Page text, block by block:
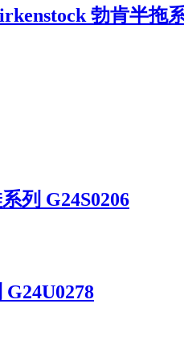
勃肯半拖
列 G24S0206